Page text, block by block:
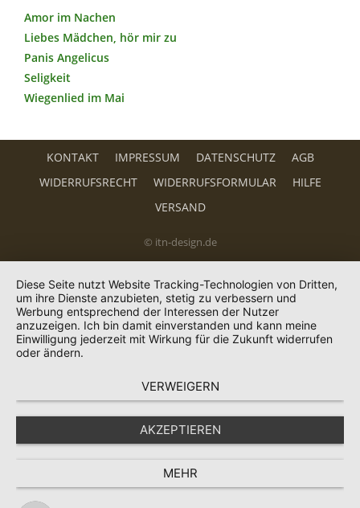
Amor im Nachen
Liebes Mädchen, hör mir zu
Panis Angelicus
Seligkeit
Wiegenlied im Mai
KONTAKT IMPRESSUM DATENSCHUTZ
AGB
WIDERRUFSRECHT
WIDERRUFSFORMULAR
HILFE
VERSAND
© itn-design.de
Diese Seite nutzt Website Tracking-Technologien von Dritten,
um ihre Dienste anzubieten, stetig zu verbessern und
Werbung entsprechend der Interessen der Nutzer
anzuzeigen. Ich bin damit einverstanden und kann meine
Einwilligung jederzeit mit Wirkung für die Zukunft widerrufen
oder ändern.
VERWEIGERN
AKZEPTIEREN
MEHR